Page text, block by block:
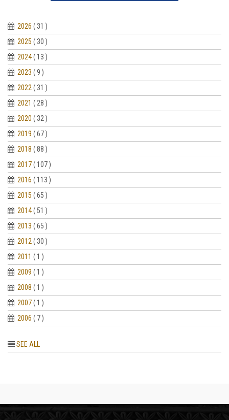
2026 ( 31 )
2025 ( 30 )
2024( 13 )
2023 ( 9 )
2022 ( 31 )
2021 ( 28 )
2020 ( 32 )
2019 ( 67 )
2018 ( 88 )
2017( 107 )
2016 ( 113 )
2015 ( 65 )
2014( 51 )
2013 ( 65 )
2012 ( 30 )
2011 ( 1 )
2009 ( 1 )
2008 ( 1 )
2007( 1 )
2006 ( 7 )
SEE ALL